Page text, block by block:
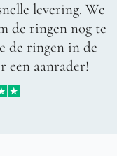
levering. We
de ringen nog te
de ringen in de
een aanrader!